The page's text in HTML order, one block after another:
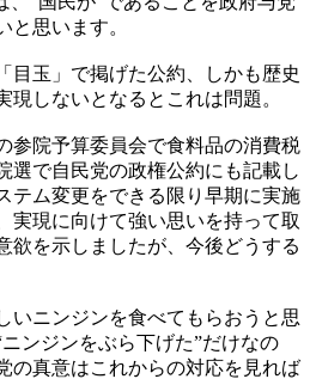
と思います。
目玉」で掲げた公約、しかも歴史
現しないとなるとこれは問題。
参院予算委員会で食料品の消費税
選で自民党の政権公約にも記載し
テム変更をできる限り早期に実施
実現に向けて強い思いを持って取
欲を示しましたが、今後どうする
いニンジンを食べてもらおうと思
ンジンをぶら下げた”だけなの
の真意はこれからの対応を見れば